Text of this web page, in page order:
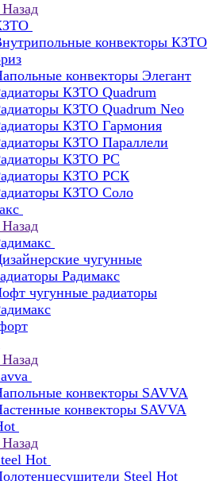
Назад
конвекторы КЗТО
конвекторы Элегант
КЗТО Quadrum
КЗТО Quadrum Neo
КЗТО Гармония
КЗТО Параллели
КЗТО РС
КЗТО РСК
КЗТО Соло
Назад
чугунные
Радимакс
чугунные радиаторы
Назад
конвекторы SAVVA
конвекторы SAVVA
Назад
Hot
Steel Hot